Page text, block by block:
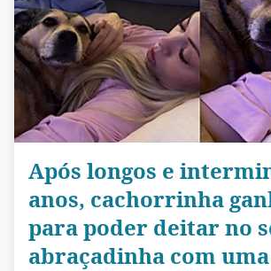
Após longos e
anos, cachorrinha
para poder deitar no
abraçadinha com